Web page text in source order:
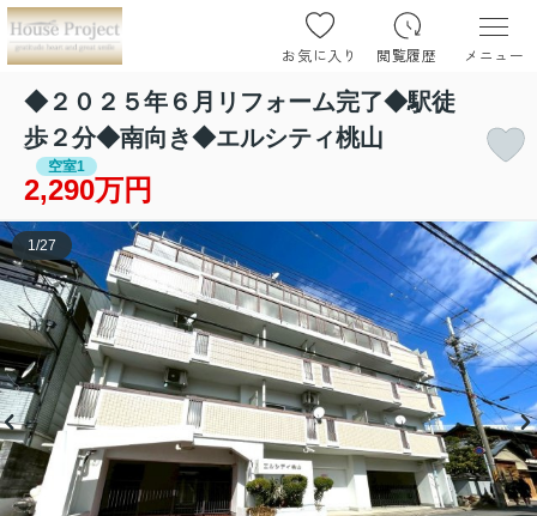
お気に入り 閲覧履歴 メニュー
◆２０２５年６月リフォーム完了◆駅徒
歩２分◆南向き◆エルシティ桃山
空室1
2,290万円
1 /27